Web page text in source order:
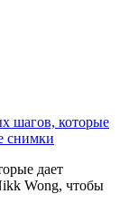
шагов, которые
снимки
дает
Wong, чтобы